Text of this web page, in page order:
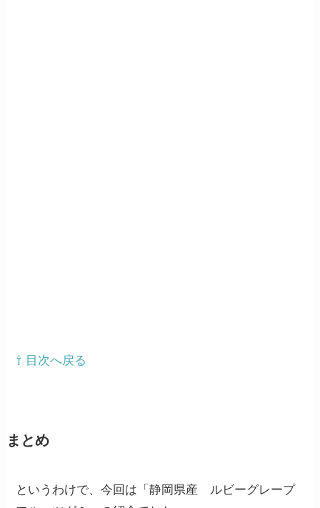
⇧ 目次へ戻る
まとめ
というわけで、今回は「静岡県産 ルビーグレープ